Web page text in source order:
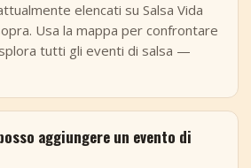
elencati su Salsa Vida
Usa la mappa per confrontare
tutti gli eventi di salsa —
aggiungere un evento di